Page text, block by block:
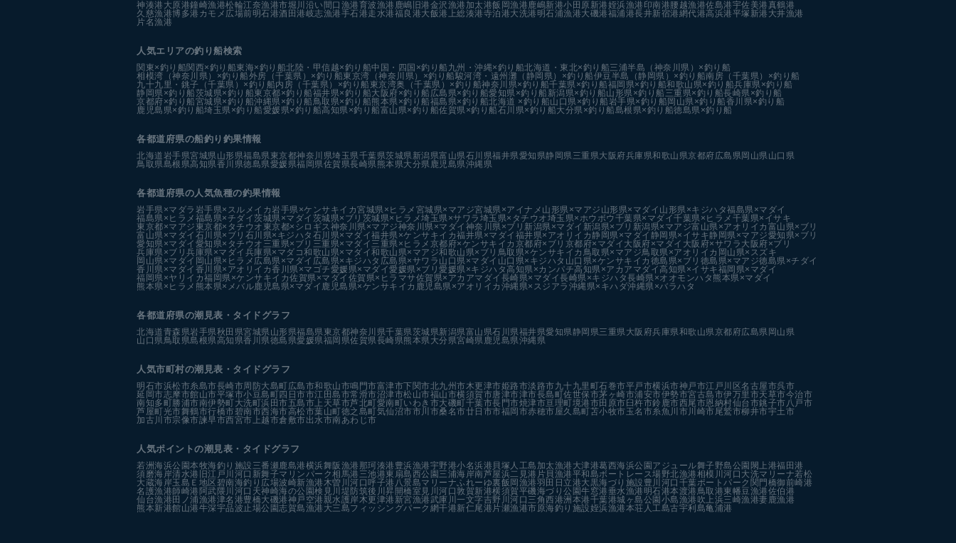
神湊港 大原港鐘崎漁港松輪江奈漁港市堀川沿い 間口漁港育波漁港 鹿嶋旧港金沢漁港 加太港飯岡漁港鹿嶋新港小田原新港姪浜漁港 印南港 腰越漁港佐島港宇佐美港真鶴港
久慈漁港博多港カモメ広場前明石港酒田港岐志漁港手石港走水港福良港大飯港 上総湊港寺泊港大洗港 明石浦漁港大磯港福浦港長井新宿港網代港高浜港平塚新港 大井漁港
片名漁港
人気エリアの釣り船検索
関東×釣り船関西×釣り船東海×釣り船北陸・甲信越×釣り船中国・四国×釣り船 九州・沖縄×釣り船北海道・東北×釣り船三浦半島（神奈川県）×釣り船
相模湾（神奈川県）×釣り船外房（千葉県）×釣り船東京湾（神奈川県）×釣り船駿河湾・遠州灘（静岡県）×釣り船伊豆半島（静岡県）×釣り船南房（千葉県）×釣り船
九十九里・銚子（千葉県）×釣り船内房（千葉県）×釣り船 東京湾奥（千葉県）×釣り船神奈川県×釣り船千葉県×釣り船福岡県×釣り船和歌山県×釣り船兵庫県×釣り船
静岡県×釣り船茨城県×釣り船東京都×釣り船福井県×釣り船大阪府×釣り船 広島県×釣り船愛知県×釣り船 新潟県×釣り船山形県×釣り船 三重県×釣り船長崎県×釣り船
京都府×釣り船宮城県×釣り船沖縄県×釣り船鳥取県×釣り船熊本県×釣り船福島県×釣り船北海道 ×釣り船山口県×釣り船岩手県×釣り船 岡山県×釣り船香川県×釣り船
鹿児島県×釣り船埼玉県×釣り船愛媛県×釣り船高知県×釣り船富山県×釣り船佐賀県×釣り船石川県×釣り船大分県×釣り船島根県×釣り船徳島県×釣り船
各都道府県の船釣り釣果情報
北海道岩手県宮城県山形県福島県東京都神奈川県埼玉県千葉県茨城県新潟県富山県石川県福井県愛知県静岡県三重県大阪府兵庫県和歌山県京都府広島県岡山県山口県
鳥取県島根県高知県香川県徳島県愛媛県福岡県佐賀県長崎県熊本県大分県鹿児島県沖縄県
各都道府県の人気魚種の釣果情報
岩手県×マダラ 岩手県×スルメイカ岩手県×ケンサキイカ宮城県×ヒラメ 宮城県×マアジ宮城県×アイナメ 山形県×マアジ 山形県×マダイ 山形県×キジハタ福島県×マダイ
福島県×ヒラメ 福島県×チダイ茨城県×マダイ 茨城県×ブリ 茨城県×ヒラメ埼玉県×サワラ 埼玉県×タチウオ埼玉県×ホウボウ 千葉県×マダイ千葉県×ヒラメ 千葉県×イサキ
東京都×マアジ 東京都×タチウオ 東京都×シロギス神奈川県×マアジ神奈川県×マダイ 神奈川県×ブリ 新潟県×マダイ 新潟県×ブリ 新潟県×マアジ富山県×アオリイカ 富山県×ブリ
富山県×マダイ 石川県×ブリ 石川県×キジハタ 石川県×マダイ福井県×ケンサキイカ福井県×マダイ 福井県×アオリイカ 静岡県×マダイ 静岡県×イサキ静岡県×マアジ愛知県×ブリ
愛知県×マダイ 愛知県×タチウオ 三重県×ブリ 三重県×マダイ 三重県×ヒラメ 京都府×ケンサキイカ 京都府×ブリ 京都府×マダイ 大阪府×マダイ 大阪府×サワラ 大阪府×ブリ
兵庫県×ブリ 兵庫県×マダイ 兵庫県×マダコ和歌山県×マダイ和歌山県×マアジ和歌山県×ブリ 鳥取県×ケンサキイカ 鳥取県×マアジ鳥取県×アオリイカ 岡山県×スズキ
岡山県×マダイ 岡山県×ヒラメ 広島県×マダイ 広島県×キジハタ 広島県×サワラ 山口県×マダイ 山口県×キジハタ 山口県×ケンサキイカ 徳島県×ブリ 徳島県×マアジ徳島県×チダイ
香川県×マダイ 香川県×アオリイカ香川県×マゴチ愛媛県×マダイ愛媛県×ブリ 愛媛県×キジハタ高知県×カンパチ高知県×アカアマダイ高知県×イサキ福岡県×マダイ
福岡県×ヤリイカ福岡県×ケンサキイカ佐賀県×マダイ 佐賀県×ヒラマサ佐賀県×アカアマダイ 長崎県×マダイ長崎県×キジハタ長崎県×オオモンハタ 熊本県×マダイ
熊本県×ヒラメ 熊本県×メバル鹿児島県×マダイ 鹿児島県×ケンサキイカ 鹿児島県×アオリイカ 沖縄県×スジアラ 沖縄県×キハダ沖縄県×バラハタ
各都道府県の潮見表 ・タイドグラフ
北海道青森県岩手県秋田県宮城県山形県福島県東京都神奈川県千葉県茨城県新潟県富山県石川県福井県愛知県静岡県三重県大阪府兵庫県和歌山県京都府広島県 岡山県
山口県鳥取県島根県高知県香川県徳島県愛媛県福岡県佐賀県長崎県熊本県大分県宮崎県鹿児島県沖縄県
人気市町村の潮見表・タイドグラフ
明石市浜松市糸島市長崎市周防大島町広島市和歌山市鳴門市富津市下関市北九州市木更津市姫路市淡路市九十九里町石巻市平戸市横浜市神戸市江戸川区名古屋市呉市
延岡市志摩市館山市平塚市小豆島町四日市市江田島市常滑市沼津市松山市福山市横須賀市唐津市津市長島町佐世保市茅ヶ崎市浦安市伊勢市宮古島市伊万里市天草市今治市
南知多町勝浦市南伊勢町大洗町浜田市五島市 上天草市芦北町愛南町いわき市大磯町千葉市長門市焼津市亘理町境港市田原市 臼杵市鈴鹿市西尾市恩納村仙台市銚子市八戸市
芦屋町光市舞鶴市行橋市碧南市西海市高松市葉山町徳之島町気仙沼市市川市桑名市廿日市市福岡市赤穂市屋久島町苫小牧市玉名市糸魚川市川崎市尾鷲市柳井市宇土市
加古川市宗像市諫早市西宮市 上越市倉敷市出水市南あわじ市
人気ポイントの潮見表・タイドグラフ
若洲海浜公園本牧海釣り施設 三番瀬鹿島港横浜舞阪漁港 那珂湊港 豊浜漁港宇野港小名浜港 貝塚人工島 加太漁港 大津港葛西海浜公園 アジュール舞子野島公園 閖上港福田港
須磨海岸清水港 旧江戸川河口 新舞子マリンパーク相馬港 三池港東扇島西公園 三浦海岸南芦屋浜二見港 片貝漁港平和島ボートレース場野北漁港相模川河口 大洗マリーナ若松
大蔵海岸玉島Ｅ地区 碧南海釣り広場波崎新漁港木曽川河口 呼子港 八景島マリーナふれーゆ裏飯岡漁港羽田 日立港大黒海づり施設 豊川河口 千葉ポートパーク 関門橋御前崎港
名護漁港師崎港 阿武隈川河口 天神崎海の公園検見川堤防筑後川昇開橋室見川河口敦賀新港横須賀平磯海づり公園牛窓港垂水漁港 明石港本渡港鳥取港東幡豆漁港佐伯港
仙台漁港 田ノ浦漁港津名港豊橋大磯港神戸空港親水護岸木更津港 新宮漁港武庫川一文字吉野川河口 三角西港洲本港千葉港城ヶ島公園 小島漁港 吹上浜三崎漁港妻鹿漁港
熊本新港館山港牛深宇品波止場公園志賀島漁港 大三島フィッシングパーク 網干港新仁尾港 片瀬漁港市原海釣り施設姪浜漁港本荘人工島古宇利島亀浦港